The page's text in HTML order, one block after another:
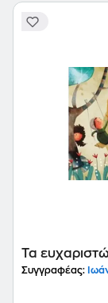
Τα
Συγγραφέας: